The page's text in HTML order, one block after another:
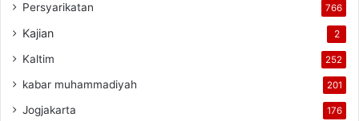
Persyarikatan 766
Kajian 2
Kaltim 252
kabar muhammadiyah 201
Jogjakarta 176